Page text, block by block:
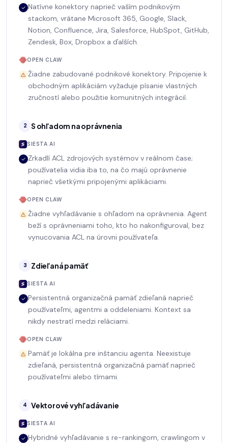
Natívne konektory naprieč vaším podnikovým
stackom, vrátane Microsoft 365, Google, Slack,
Notion, Confluence, Jira, Salesforce, HubSpot, GitHub,
Zendesk, Box, Dropbox a ďalších.
OPEN CLAW
Žiadne zabudované podnikové konektory. Pripojenie k
obchodným aplikáciám vyžaduje písanie vlastných
zručností alebo použitie komunitných integrácií.
2 S ohľadom na oprávnenia
SIESTA AI
Zrkadlí ACL zdrojových systémov v reálnom čase;
používatelia vidia iba to, na čo majú oprávnenie
naprieč všetkými pripojenými aplikáciami.
OPEN CLAW
Žiadne vyhľadávanie s ohľadom na oprávnenia. Agent
beží s oprávneniami toho, kto ho nakonfiguroval, bez
vynucovania ACL na úrovni používateľa.
3 Zdieľaná pamäť
SIESTA AI
Persistentná organizačná pamäť zdieľaná naprieč
používateľmi, agentmi a oddeleniami. Kontext sa
nikdy nestratí medzi reláciami.
OPEN CLAW
Pamäť je lokálna pre inštanciu agenta. Neexistuje
zdieľaná, persistentná organizačná pamäť naprieč
používateľmi alebo tímami.
4 Vektorové vyhľadávanie
SIESTA AI
Hybridné vyhľadávanie s re-rankingom, crawlingom v